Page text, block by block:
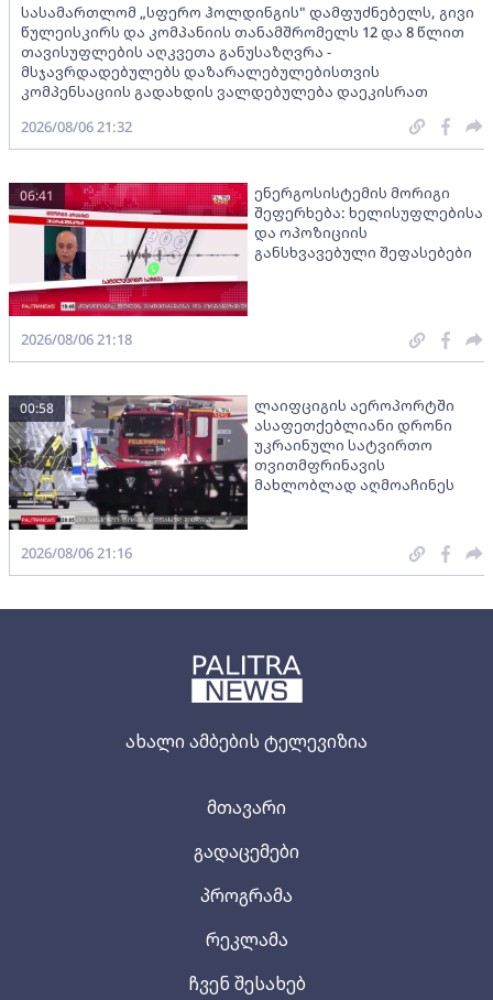
ახალი ამბების ტელევიზია
მთავარი
გადაცემები
პროგრამა
რეკლამა
ჩვენ შესახებ
სასამართლომ „სფერო ჰოლდინგის" დამფუძნებელს, გივი
წულეისკირს და კომპანიის თანამშრომელს 12 და 8 წლით
თავისუფლების აღკვეთა განუსაზღვრა -
მსჯავრდადებულებს დაზარალებულებისთვის
კომპენსაციის გადახდის ვალდებულება დაეკისრათ
2026/08/06 21:32
ენერგოსისტემის მორიგი
შეფერხება: ხელისუფლებისა
და ოპოზიციის
განსხვავებული შეფასებები
06:41
2026/08/06 21:18
ლაიფციგის აეროპორტში
ასაფეთქებლიანი დრონი
უკრაინული სატვირთო
თვითმფრინავის
მახლობლად აღმოაჩინეს
00:58
2026/08/06 21:16